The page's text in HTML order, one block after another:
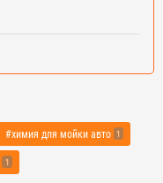
#химия для мойки авто 1
1